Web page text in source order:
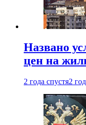
Названо
цен на
2 года спустя2